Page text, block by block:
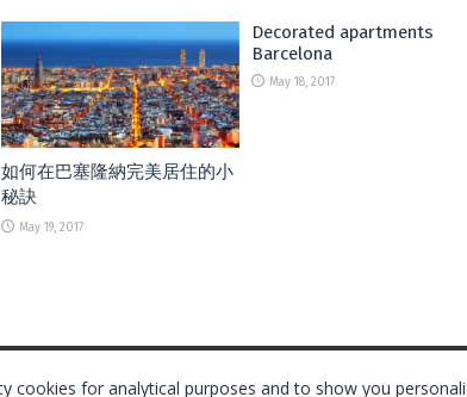
如何在巴塞隆納完美居住的小
秘訣
May 19, 2017
Decorated apartments
Barcelona
May 18, 2017